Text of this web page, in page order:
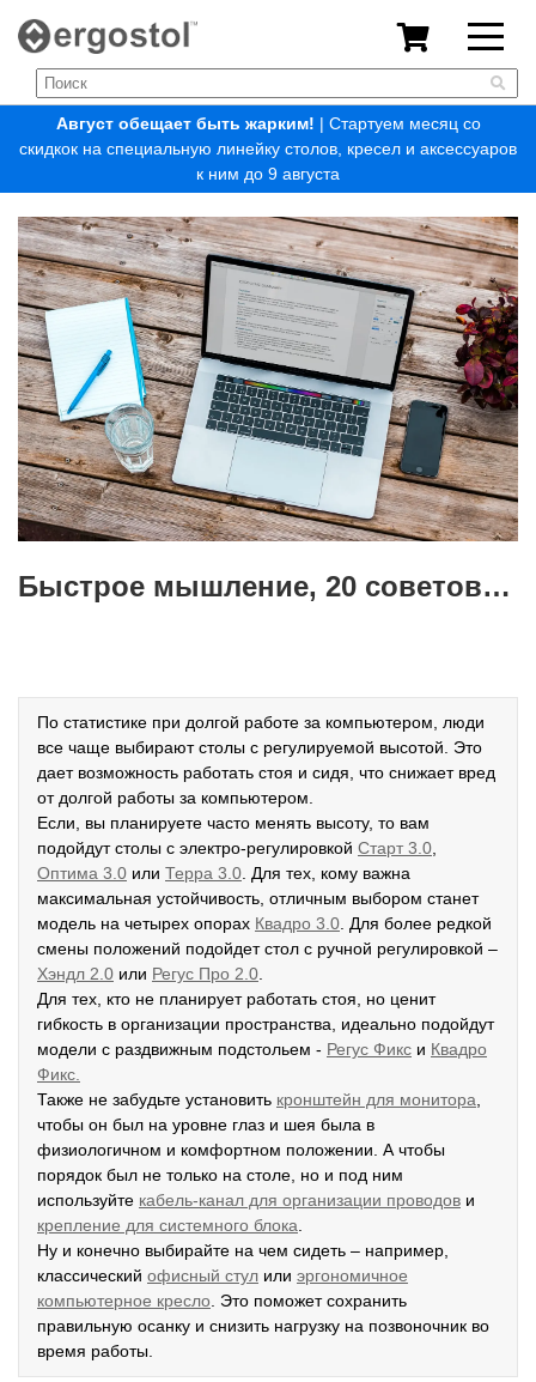
Август обещает быть жарким! | Стартуем месяц со
скидкок на специальную линейку столов, кресел и аксессуаров
к ним до 9 августа
Быстрое мышление, 20 советов для успешных
По статистике при долгой работе за компьютером, люди
все чаще выбирают столы с регулируемой высотой. Это
дает возможность работать стоя и сидя, что снижает вред
от долгой работы за компьютером.
Если, вы планируете часто менять высоту, то вам
подойдут столы с электро-регулировкой Старт 3.0
Оптима 3.0 или Терра 3.0 . Для тех, кому важна
максимальная устойчивость, отличным выбором станет
модель на четырех опорах Квадро 3.0 . Для более редкой
смены положений подойдет стол с ручной регулировкой –
Хэндл 2.0 или Регус Про 2.0
Для тех, кто не планирует работать стоя, но ценит
гибкость в организации пространства, идеально подойдут
модели с раздвижным подстольем - Регус Фикс и Квадро
Фикс.
Также не забудьте установить кронштейн для монитора
чтобы он был на уровне глаз и шея была в
физиологичном и комфортном положении. А чтобы
порядок был не только на столе, но и под ним
используйте кабель-канал для организации проводов и
крепление для системного блока
Ну и конечно выбирайте на чем сидеть – например,
классический офисный стул или эргономичное
компьютерное кресло . Это поможет сохранить
правильную осанку и снизить нагрузку на позвоночник во
время работы.